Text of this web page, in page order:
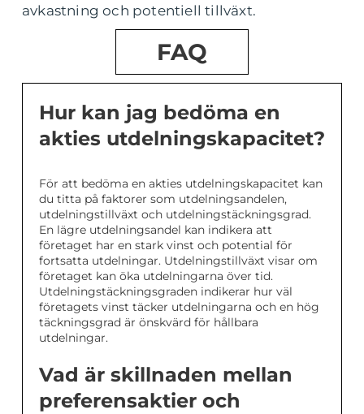
avkastning och potentiell tillväxt.
FAQ
Hur kan jag bedöma en
akties utdelningskapacitet?
För att bedöma en akties utdelningskapacitet kan
du titta på faktorer som utdelningsandelen,
utdelningstillväxt och utdelningstäckningsgrad.
En lägre utdelningsandel kan indikera att
företaget har en stark vinst och potential för
fortsatta utdelningar. Utdelningstillväxt visar om
företaget kan öka utdelningarna över tid.
Utdelningstäckningsgraden indikerar hur väl
företagets vinst täcker utdelningarna och en hög
täckningsgrad är önskvärd för hållbara
utdelningar.
Vad är skillnaden mellan
preferensaktier och